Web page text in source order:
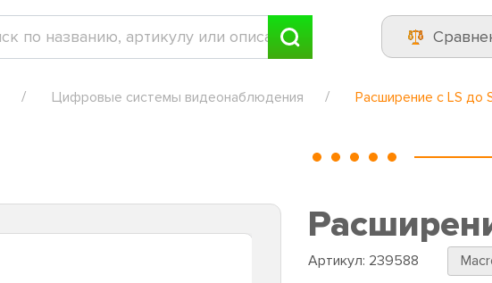
Цифровые системы видеонаблюдения Расширение с LS до
Артикул: 239588